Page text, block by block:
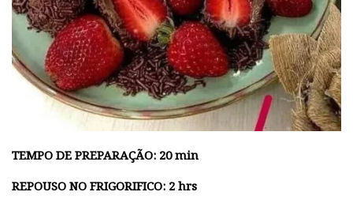
TEMPO DE PREPARAÇÃO: 20 min
REPOUSO NO FRIGORIFICO: 2 hrs